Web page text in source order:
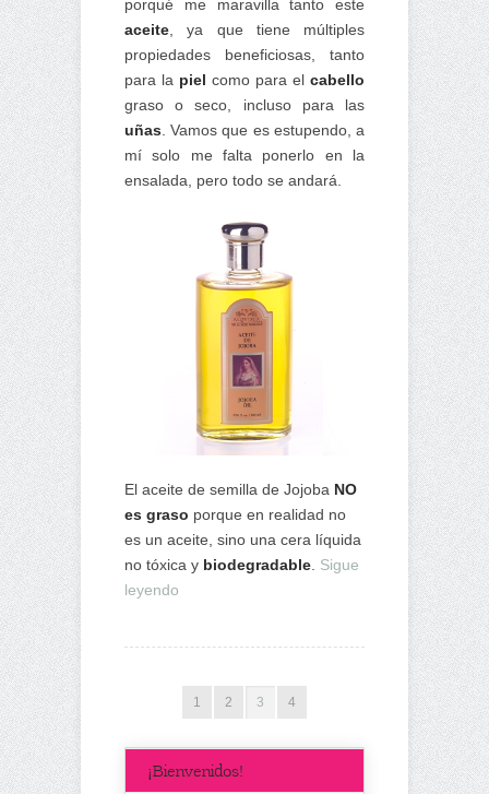
porqué me maravilla tanto este
aceite , ya que tiene múltiples
propiedades beneficiosas, tanto
para la piel como para el cabello
graso o seco, incluso para las
uñas . Vamos que es estupendo, a
mí solo me falta ponerlo en la
ensalada, pero todo se andará.
El aceite de semilla de Jojoba NO
es graso porque en realidad no
es un aceite, sino una cera líquida
no tóxica y biodegradable Sigue
leyendo
1 2 3 4
¡Bienvenidos!